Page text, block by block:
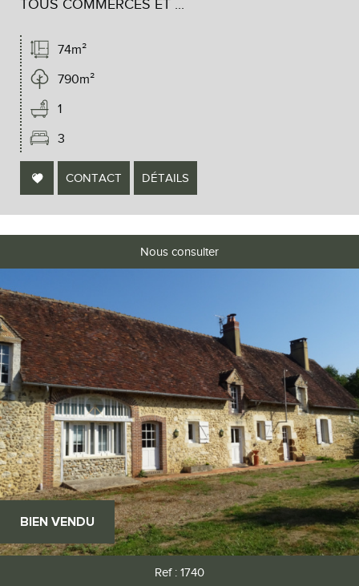
TOUS COMMERCES ET ...
74m²
790m²
1
3
CONTACT DÉTAILS
BIEN VENDU
Nous consulter
Ref : 1740